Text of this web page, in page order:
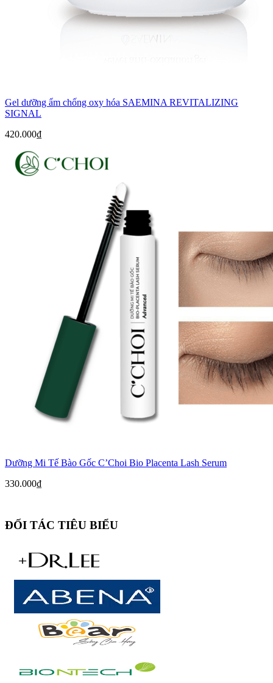
Gel dưỡng ẩm chống oxy hóa SAEMINA REVITALIZING
SIGNAL
420.000₫
Dưỡng Mi Tế Bào Gốc C’Choi Bio Placenta Lash Serum
330.000₫
ĐỐI TÁC TIÊU BIỂU